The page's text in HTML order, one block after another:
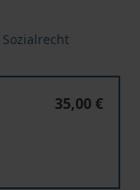
35,00 €